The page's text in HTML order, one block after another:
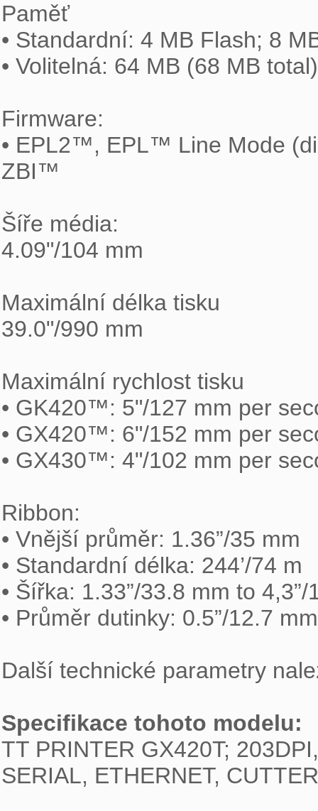
Paměť
• Standardní: 4 MB Flash; 8
• Volitelná: 64 MB (68 MB
Firmware:
• EPL2™, EPL™ Line Mode
ZBI™
Šíře média:
4.09"/104 mm
Maximální délka tisku
39.0"/990 mm
Maximální rychlost tisku
• GK420™: 5"/127 mm per
• GX420™: 6"/152 mm per
• GX430™: 4"/102 mm per
Ribbon:
• Vnější průměr: 1.36”/35 mm
• Standardní délka: 244’/74 m
• Šířka: 1.33”/33.8 mm to
• Průměr dutinky: 0.5”/12.7 mm
Další technické parametry
Specifikace tohoto modelu:
TT PRINTER GX420T;
SERIAL, ETHERNET,